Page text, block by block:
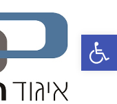
פתח סרגל נגישות